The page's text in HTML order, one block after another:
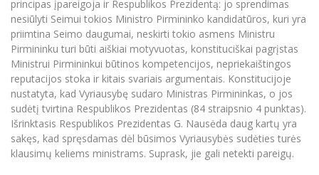
principas įpareigoja ir Respublikos Prezidentą: jo sprendimas
nesiūlyti Seimui tokios Ministro Pirmininko kandidatūros, kuri yra
priimtina Seimo daugumai, neskirti tokio asmens Ministru
Pirmininku turi būti aiškiai motyvuotas, konstituciškai pagrįstas
Ministrui Pirmininkui būtinos kompetencijos, nepriekaištingos
reputacijos stoka ir kitais svariais argumentais. Konstitucijoje
nustatyta, kad Vyriausybę sudaro Ministras Pirmininkas, o jos
sudėtį tvirtina Respublikos Prezidentas (84 straipsnio 4 punktas).
Išrinktasis Respublikos Prezidentas G. Nausėda daug kartų yra
sakęs, kad spręsdamas dėl būsimos Vyriausybės sudėties turės
klausimų keliems ministrams. Suprask, jie gali netekti pareigų.